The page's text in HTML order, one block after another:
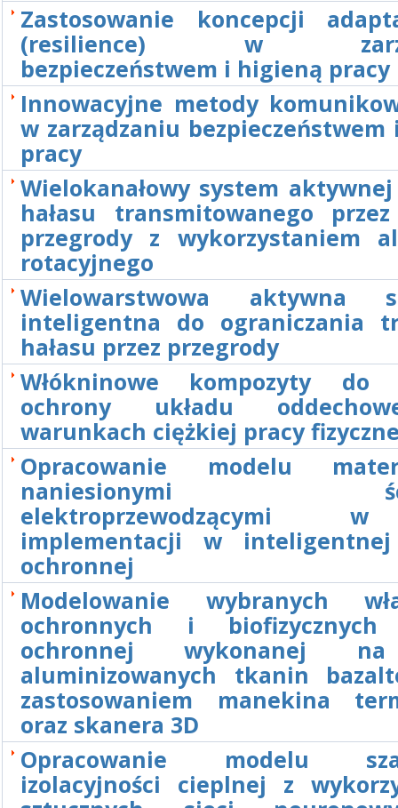
Zastosowanie koncepcji
(resilience) w
bezpieczeństwem i higieną pracy
Innowacyjne metody
w zarządzaniu
pracy
Wielokanałowy system
hałasu transmitowanego
przegrody z wykorzystaniem
rotacyjnego
Wielowarstwowa aktywna
inteligentna do ograniczania
hałasu przez przegrody
Włókninowe kompozyty do
ochrony układu
warunkach ciężkiej pracy
Opracowanie modelu
naniesionymi
elektroprzewodzącymi
implementacji w inteligentnej
ochronnej
Modelowanie wybranych
ochronnych i biofizycznych
ochronnej wykonanej
aluminizowanych tkanin
zastosowaniem manekina
oraz skanera 3D
Opracowanie modelu
izolacyjności cieplnej z